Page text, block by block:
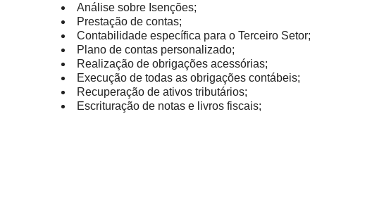
Análise sobre Isenções;
Prestação de contas;
Contabilidade específica para o Terceiro Setor;
Plano de contas personalizado;
Realização de obrigações acessórias;
Execução de todas as obrigações contábeis;
Recuperação de ativos tributários;
Escrituração de notas e livros fiscais;